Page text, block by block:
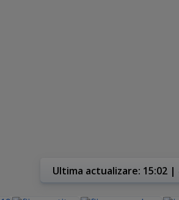
Ultima actualizare: 15:02 |